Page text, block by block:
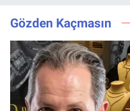
kaçta?
Gözden Kaçmasın